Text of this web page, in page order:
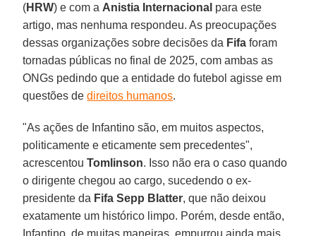
(HRW) e com a Anistia Internacional para este
artigo, mas nenhuma respondeu. As preocupações
dessas organizações sobre decisões da Fifa foram
tornadas públicas no final de 2025, com ambas as
ONGs pedindo que a entidade do futebol agisse em
questões dedireitos humanos.
"As ações de Infantino são, em muitos aspectos,
politicamente e eticamente sem precedentes",
acrescentouTomlinson. Isso não era o caso quando
o dirigente chegou ao cargo, sucedendo o ex-
presidente da Fifa Sepp Blatter, que não deixou
exatamente um histórico limpo. Porém, desde então,
Infantino, de muitas maneiras, empurrou ainda mais